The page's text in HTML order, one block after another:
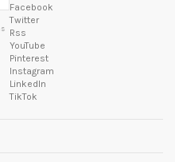
Facebook
Twitter
Rss
YouTube
Pinterest
Instagram
LinkedIn
TikTok